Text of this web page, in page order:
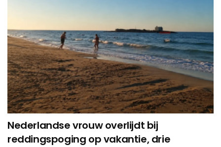
Nederlandse vrouw overlijdt bij
reddingspoging op vakantie, drie